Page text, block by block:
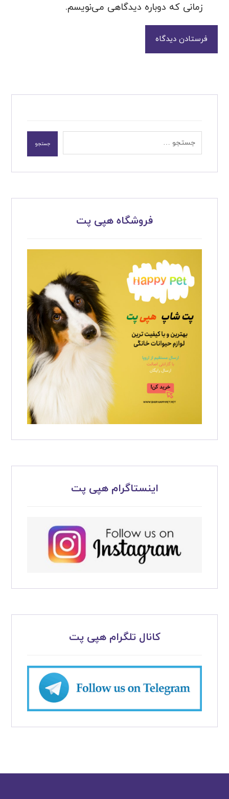
زمانی که دوباره دیدگاهی می‌نویسم.
فرستادن دیدگاه
جستجو
فروشگاه هپی پت
اینستاگرام هپی پت
کانال تلگرام هپی پت